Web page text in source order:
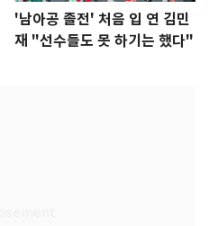
'남아공 졸전' 처음 입 연 김민
재 "선수들도 못 하기는 했다"